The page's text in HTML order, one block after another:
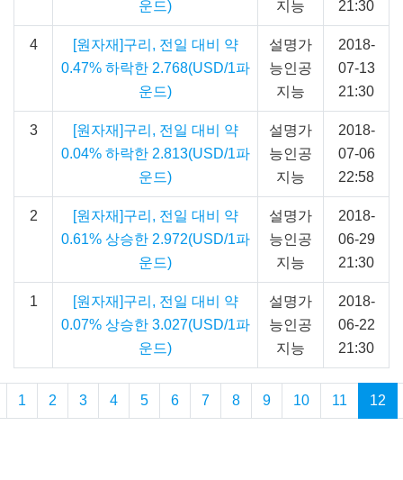
운드)
지능
21:30
4
[원자재]구리, 전일 대비 약
0.47% 하락한 2.768(USD/1파
운드)
설명가
능인공
지능
2018-
07-13
21:30
3
[원자재]구리, 전일 대비 약
0.04% 하락한 2.813(USD/1파
운드)
설명가
능인공
지능
2018-
07-06
22:58
2
[원자재]구리, 전일 대비 약
0.61% 상승한 2.972(USD/1파
운드)
설명가
능인공
지능
2018-
06-29
21:30
1
[원자재]구리, 전일 대비 약
0.07% 상승한 3.027(USD/1파
운드)
설명가
능인공
지능
2018-
06-22
21:30
1 2 3 4 5 6 7 8 9 10 11 12